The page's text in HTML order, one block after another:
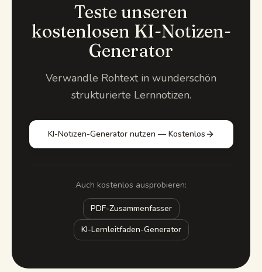
Teste unseren
kostenlosen KI-Notizen-
Generator
Verwandle Rohtext in wunderschön
strukturierte Lernnotizen.
KI-Notizen-Generator nutzen — Kostenlos
Auch kostenlos ausprobieren:
PDF-Zusammenfasser
KI-Lernleitfaden-Generator